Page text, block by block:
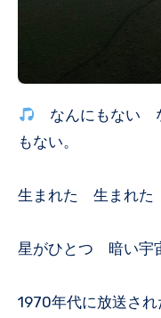
なんにもない
もない。
生まれた 生まれた
星がひとつ 暗い宇
1970年代に放送さ